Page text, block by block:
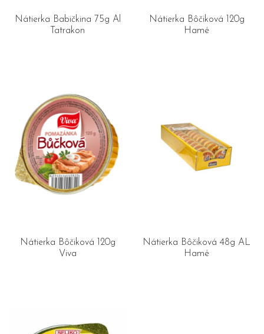
Nátierka Babičkina 75g Al
Tatrakon
Nátierka Bôčiková 120g
Hamé
Nátierka Bôčiková 120g
Viva
Nátierka Bôčiková 48g AL
Hamé